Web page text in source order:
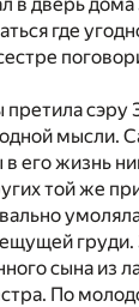
где
претила сэру
мысли.
его жизнь
той же
сына из
По